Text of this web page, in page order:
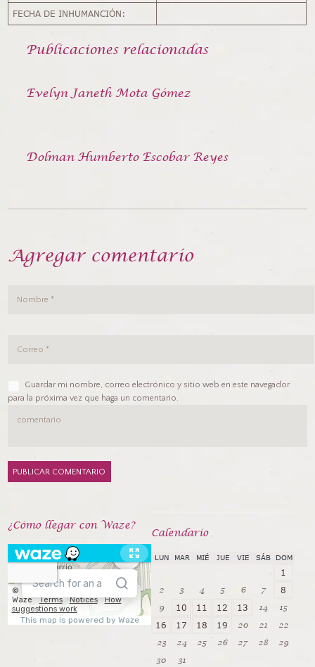
FECHA DE INHUMANCIÓN:
Publicaciones relacionadas
Evelyn Janeth Mota Gómez
Dolman Humberto Escobar Reyes
Agregar comentario
Guardar mi nombre, correo electrónico y sitio web en este navegador
para la próxima vez que haga un comentario.
¿Cómo llegar con Waze?
Calendarío
LUN MAR MIÉ JUE VIE SÁB DOM
1
2 3 4 5 6 7 8
9 10 11 12 13 14 15
16 17 18 19 20 21
22
23
24 25 26 27 28
29
30
31